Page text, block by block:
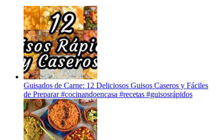
Guisados de Carne: 12 Deliciosos Guisos Caseros y Fáciles
de Preparar #cocinandoencasa #recetas #guisosrápidos